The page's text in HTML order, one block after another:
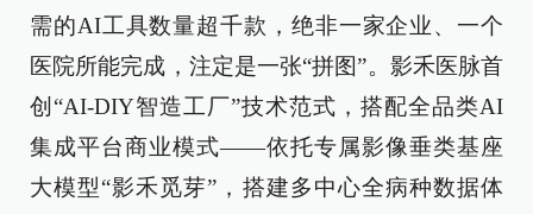
需的AI工具数量超千款，绝非一家企业、一个
医院所能完成，注定是一张“拼图”。影禾医脉首
创“AI-DIY智造工厂”技术范式，搭配全品类AI
集成平台商业模式——依托专属影像垂类基座
大模型“影禾觅芽”，搭建多中心全病种数据体